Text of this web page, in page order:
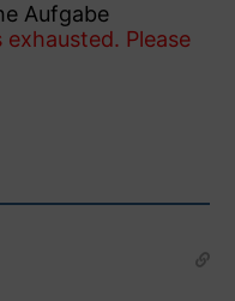
Aufgabe
exhausted. Please